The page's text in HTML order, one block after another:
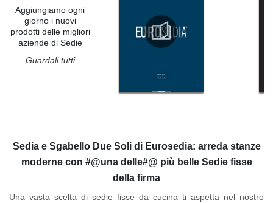
Sedia e Sgabello Due Soli di Eurosedia: arreda stanze
moderne con #@una delle#@ più belle Sedie fisse
della firma
Una vasta scelta di sedie fisse da cucina ti aspetta nel nostro
Aggiungiamo ogni
giorno i nuovi
prodotti delle migliori
aziende di Sedie
Guardali tutti